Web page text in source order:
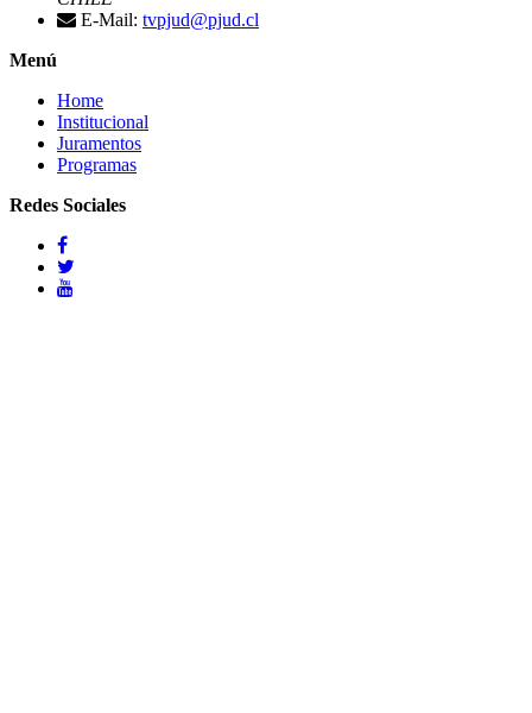
E-Mail: tvpjud@pjud.cl
Menú
Home
Institucional
Juramentos
Programas
Redes Sociales